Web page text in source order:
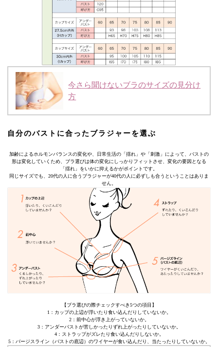
今さら聞けないブラのサイズの見分け
方
自分のバストに合ったブラジャーを選ぶ
加齢によるホルモンバランスの変化や、日常生活の「揺れ」や「刺激」によって、バストの
形は変化していくため、ブラ選びは体の変化にしっかりフィットさせ、変化の要因となる
「揺れ」をいかに抑えるかがポイントです。
同じサイズでも、20代の人に合うブラジャーが40代の人に必ずしも合うということはありま
せん。
【ブラ選びの際チェックすべき5つの項目】
1：カップの上辺が浮いたり食い込んだりしていないか。
2：前中心が浮き上がっていないか。
3：アンダーバストが苦しかったりずれ上がったりしていないか。
4：ストラップがズレたり食い込んだりしないか。
5：バージスライン（バストの底辺）のワイヤーが食い込んだり、当たったりしていないか。